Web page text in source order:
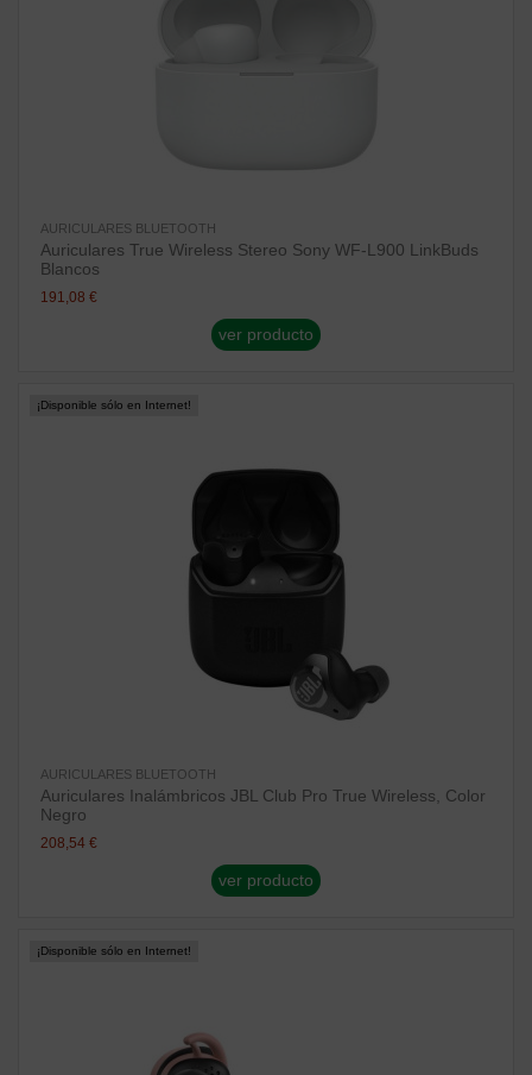
AURICULARES BLUETOOTH
Auriculares True Wireless Stereo Sony WF-L900 LinkBuds
Blancos
191,08 €
ver producto
¡Disponible sólo en Internet!
AURICULARES BLUETOOTH
Auriculares Inalámbricos JBL Club Pro True Wireless, Color
Negro
208,54 €
ver producto
¡Disponible sólo en Internet!